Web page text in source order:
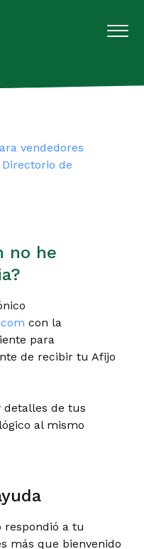
vendedores
de
no he
con la
para
de recibir tu Afijo
detalles de tus
al mismo
respondió a tu
más que bienvenido